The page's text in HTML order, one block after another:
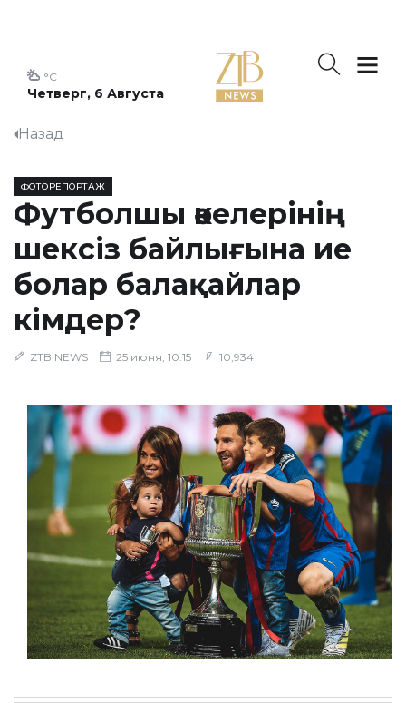
Четверг, 6 Августа
°C
Назад
ФОТОРЕПОРТАЖ
Футболшы әкелерінің
шексіз байлығына ие
болар балақайлар
кімдер?
ZTB NEWS 25 июня, 10:15 10,934